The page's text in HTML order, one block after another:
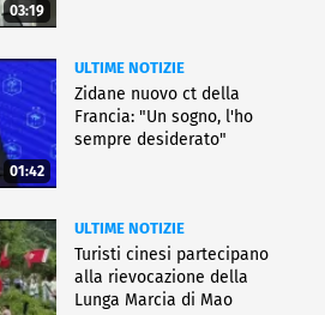
03:19
01:42
ULTIME NOTIZIE
Zidane nuovo ct della
Francia: "Un sogno, l'ho
sempre desiderato"
ULTIME NOTIZIE
Turisti cinesi partecipano
alla rievocazione della
Lunga Marcia di Mao